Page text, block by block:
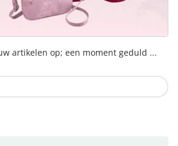
artikelen op; een moment geduld ...